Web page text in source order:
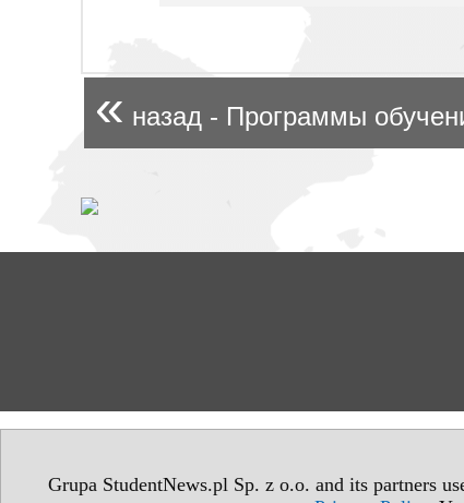
Grupa StudentNews.pl Sp. z o.o. and its partners
« назад - Программы